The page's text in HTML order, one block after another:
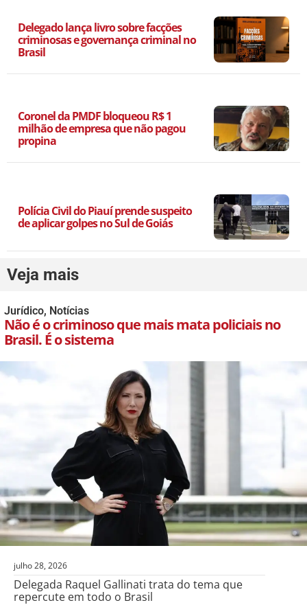
Delegado lança livro sobre facções
criminosas e governança criminal no
Brasil
Coronel da PMDF bloqueou R$ 1
milhão de empresa que não pagou
propina
Polícia Civil do Piauí prende suspeito
de aplicar golpes no Sul de Goiás
Veja mais
Jurídico, Notícias
Não é o criminoso que mais mata policiais no
Brasil. É o sistema
julho 28, 2026
Delegada Raquel Gallinati trata do tema que
repercute em todo o Brasil